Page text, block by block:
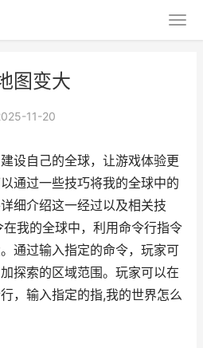
图变大
11-20
设自己的全球，让游戏体验更
通过一些技巧将我的全球中的
细介绍这一经过以及相关技
我的全球中，利用命令行指令
通过输入指定的命令，玩家可
探索的区域范围。玩家可以在
，输入指定的指,我的世界怎么